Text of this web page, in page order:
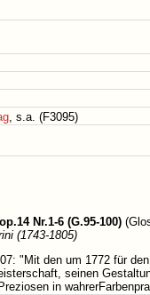
, s.a. (F3095)
Nr.1-6 (G.95-100)
(1743-1805)
"Mit den um 1772 für
seinen
in